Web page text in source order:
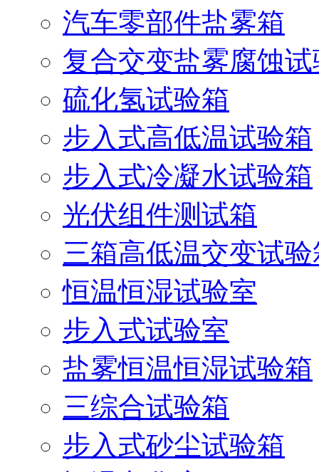
汽车零部件盐雾箱
复合交变盐雾腐蚀
硫化氢试验箱
步入式高低温试验箱
步入式冷凝水试验箱
光伏组件测试箱
三箱高低温交变试验
恒温恒湿试验室
步入式试验室
盐雾恒温恒湿试验箱
三综合试验箱
步入式砂尘试验箱